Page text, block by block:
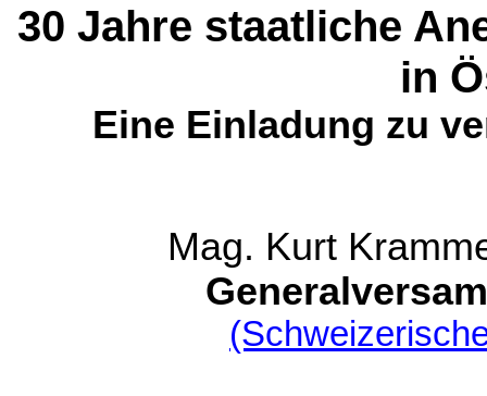
30 Jahre staatliche
in
Eine Einladung zu
Mag. Kurt